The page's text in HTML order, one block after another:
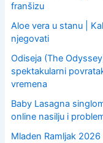
franšizu
Aloe vera u stanu |
njegovati
Odiseja (The
spektakularni
vremena
Baby Lasagna
online nasilju i
Mladen Ramljak